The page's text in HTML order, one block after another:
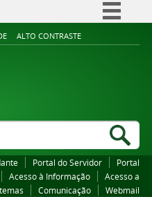
Simplifique!
Legislação
ALTO CONTRASTE
Portal do Servidor
Portal
Acesso à Informação
Acesso a
Comunicação Webmail